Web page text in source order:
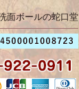
面ボールの蛇口堂